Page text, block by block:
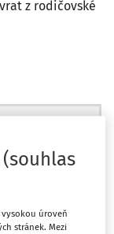
z rodičovské
vysokou úroveň
stránek. Mezi